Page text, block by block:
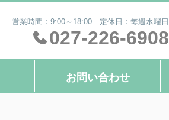
営業時間：9:00～18:00 定休日：毎週水曜日
027-226-6908
お問い合わせ